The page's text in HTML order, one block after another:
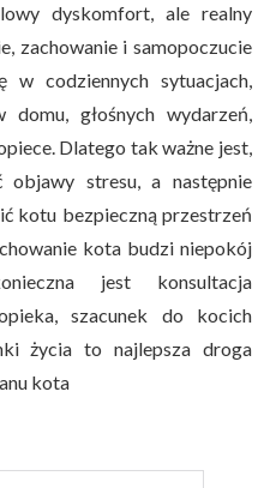
dyskomfort, ale realny
zachowanie i samopoczucie
w codziennych sytuacjach,
głośnych wydarzeń,
Dlatego tak ważne jest,
objawy stresu, a następnie
kotu bezpieczną przestrzeń
kota budzi niepokój
jest konsultacja
szacunek do kocich
życia to najlepsza droga
kota